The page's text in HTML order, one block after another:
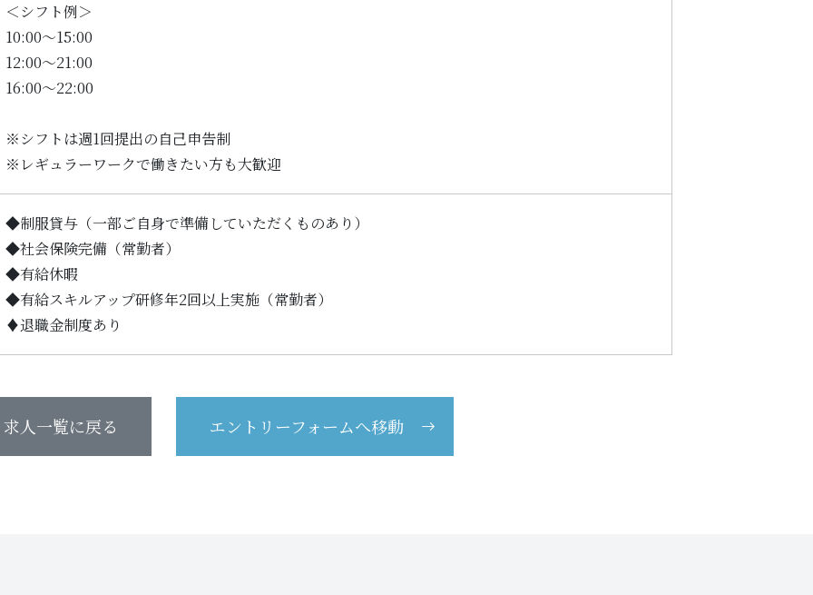
＜シフト例＞
10:00～15:00
12:00～21:00
16:00～22:00
※シフトは週1回提出の自己申告制
※レギュラーワークで働きたい方も大歓迎
◆制服貸与（一部ご自身で準備していただくものあり）
◆社会保険完備（常勤者）
◆有給休暇
◆有給スキルアップ研修年2回以上実施（常勤者）
♦退職金制度あり
求人一覧に戻る エントリーフォームへ移動